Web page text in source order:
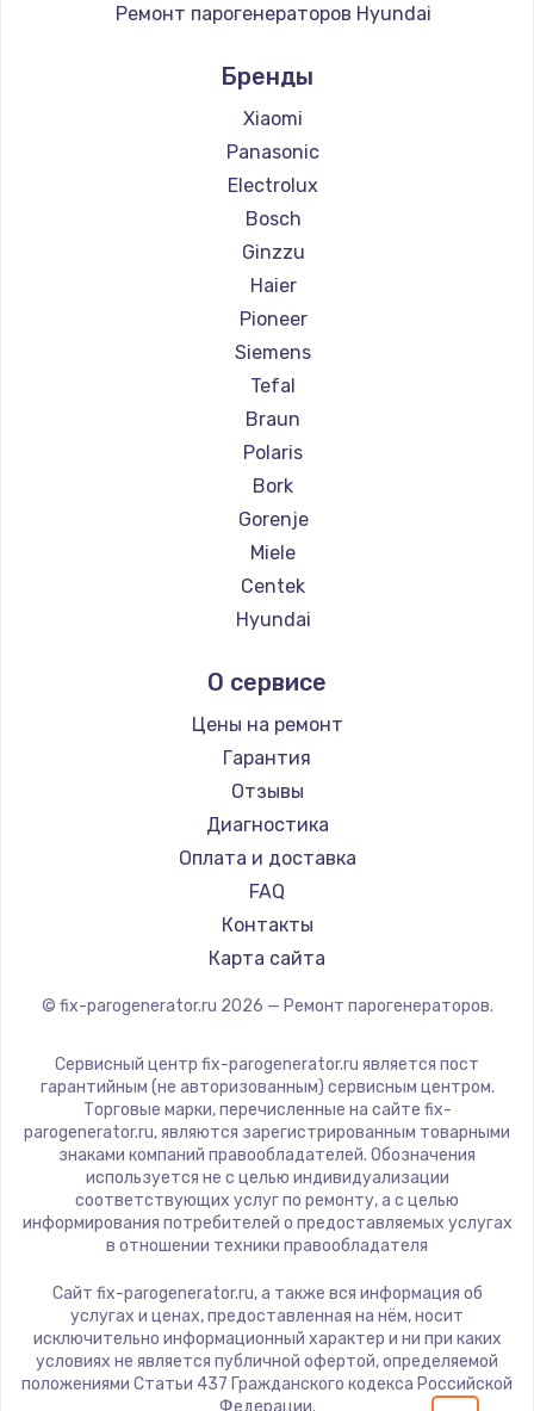
Замена вебкамеры
Заказать
Установка драйверов
350 руб.
Заказать
Замена жесткого диска
500 руб.
Заказать
Ремонт цепей питания
Заказать
1500 руб.
1100 руб.
Заказать
700 руб.
Заказать
Заказать
Замена оперативной памяти
300 руб.
Заказать
Замена микрофона
550 руб.
Заказать
Замена звуковой карты
Ремонт парогенераторов Hyundai
Ремонт парогенераторов DELTA
Ремонт парогенераторов Silter
Ремонт парогенераторов Chayka
Ремонт парогенераторов Beko
Ремонт парогенераторов Vivitek
Ремонт парогенераторов RED solution
Бренды
Xiaomi
Panasonic
Electrolux
Bosch
Ginzzu
Haier
Pioneer
Siemens
Tefal
Braun
Polaris
Bork
Gorenje
Miele
Centek
Hyundai
DELTA
Silter
Chayka
Beko
Vivitek
RED solution
О сервисе
Цены на ремонт
Гарантия
Отзывы
Диагностика
Оплата и доставка
FAQ
Контакты
Карта сайта
© fix-parogenerator.ru 2026 — Ремонт парогенераторов.
Сервисный центр fix-parogenerator.ru является пост
гарантийным (не авторизованным) сервисным центром.
Торговые марки, перечисленные на сайте fix-
parogenerator.ru, являются зарегистрированным товарными
знаками компаний правообладателей. Обозначения
используется не с целью индивидуализации
соответствующих услуг по ремонту, а с целью
информирования потребителей о предоставляемых услугах
в отношении техники правообладателя
Сайт fix-parogenerator.ru, а также вся информация об
услугах и ценах, предоставленная на нём, носит
исключительно информационный характер и ни при каких
условиях не является публичной офертой, определяемой
положениями Статьи 437 Гражданского кодекса Российской
Федерации.